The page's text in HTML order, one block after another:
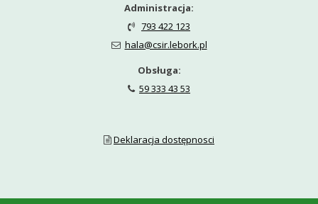
Administracja:
 793 422 123
 hala@csir.lebork.pl
Obsługa:
 59 333 43 53
 Deklaracja dostępnosci